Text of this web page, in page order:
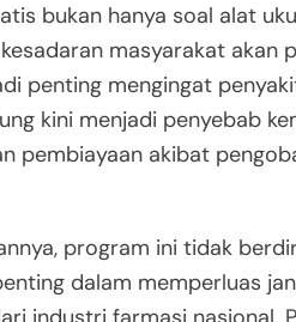
bukan hanya soal alat
masyarakat akan
penting mengingat
kini menjadi penyebab
pembiayaan akibat
program ini tidak
dalam memperluas